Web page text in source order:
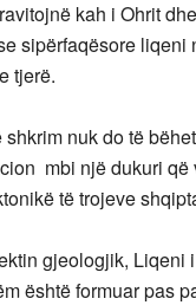
kah i Ohrit
sipërfaqësore liqeni
tjerë.
shkrim nuk do të
mbi një dukuri
të trojeve
gjeologjik, Liqeni
është formuar pas